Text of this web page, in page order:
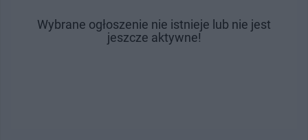
Wybrane ogłoszenie nie istnieje lub nie jest
jeszcze aktywne!